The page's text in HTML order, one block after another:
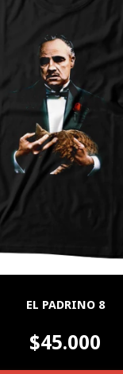
EL PADRINO 8
$45.000